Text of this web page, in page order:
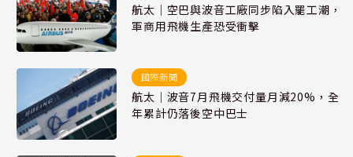
航太｜空巴與波音工廠同步陷入罷工潮，
軍商用飛機生產恐受衝擊
國際新聞
航太｜波音7月飛機交付量月減20%，全
年累計仍落後空中巴士